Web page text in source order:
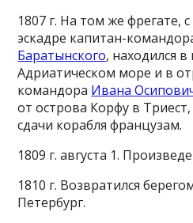
1807 г. На том же фрегате,
эскадре капитан-
Баратынского, находился в
Адриатическом море и в
командора Ивана
от острова Корфу в Триест,
сдачи корабля французам.
1809 г. августа 1.
1810 г. Возвратился
Петербург.